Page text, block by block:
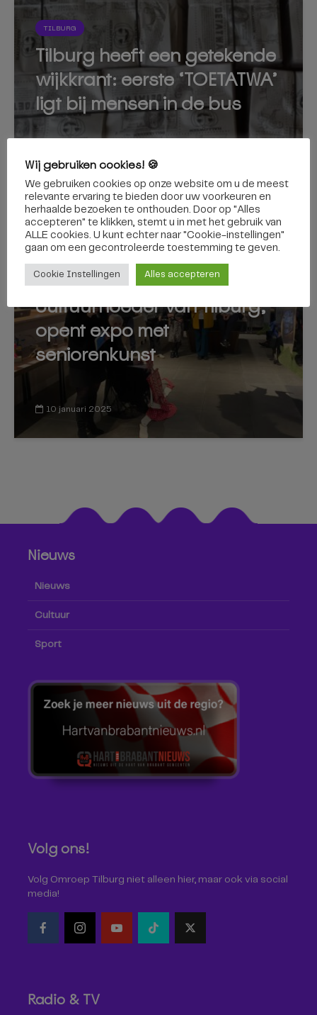
TILBURG
Tilburg heeft een getekende
wijkkrant: eerste ‘TOETATWA’
ligt bij mensen in de bus
10 februari 2025
Hendrickx nog eenmaal als
cultuurhoeder van Tilburg,
opent expo met
seniorenkunst
10 januari 2025
Nieuws
Nieuws
Cultuur
Sport
Volg ons!
Volg Omroep Tilburg niet alleen hier, maar ook via social
media!
Radio & TV
Wij gebruiken cookies! 🍪
We gebruiken cookies op onze website om u de meest
relevante ervaring te bieden door uw voorkeuren en
herhaalde bezoeken te onthouden. Door op "Alles
accepteren" te klikken, stemt u in met het gebruik van
ALLE cookies. U kunt echter naar "Cookie-instellingen"
gaan om een ​​gecontroleerde toestemming te geven.
Cookie Instellingen Alles accepteren